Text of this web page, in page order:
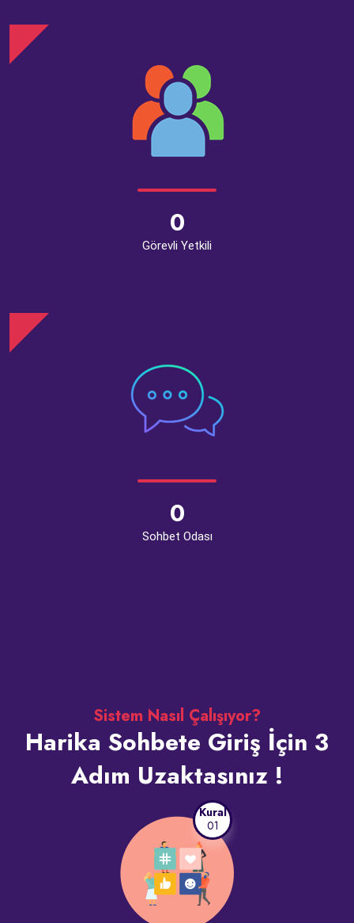
0
Görevli Yetkili
0
Sohbet Odası
Sistem Nasıl Çalışıyor?
Harika Sohbete Giriş İçin 3
Adım Uzaktasınız !
Kural
01